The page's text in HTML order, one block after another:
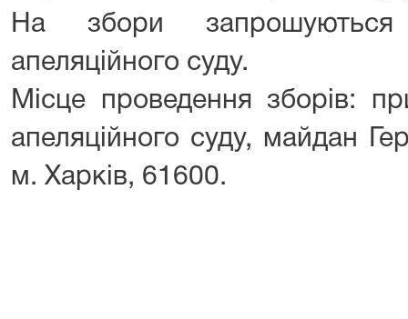
На збори запрошуються
апеляційного суду.
Місце проведення зборів:
апеляційного суду, майдан
м. Харків, 61600.